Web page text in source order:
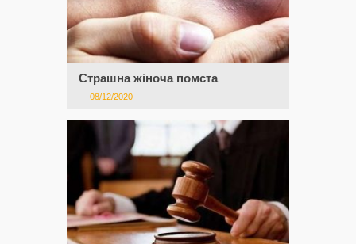
Страшна жіноча помста
— 08/12/2020